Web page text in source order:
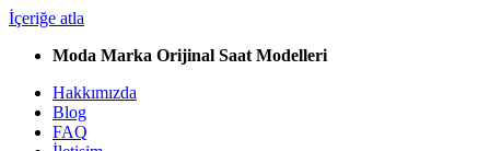
İçeriğe atla
Moda Marka Orijinal Saat Modelleri
Hakkımızda
Blog
FAQ